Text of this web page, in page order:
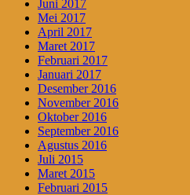
Juni 2017
Mei 2017
April 2017
Maret 2017
Februari 2017
Januari 2017
Desember 2016
November 2016
Oktober 2016
September 2016
Agustus 2016
Juli 2015
Maret 2015
Februari 2015